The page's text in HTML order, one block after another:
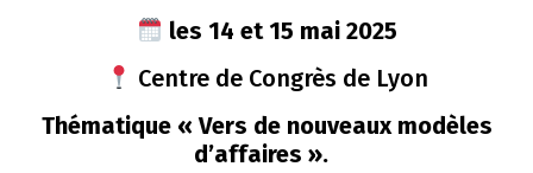
les 14 et 15 mai 2025
Centre de Congrès de Lyon
Thématique « Vers de nouveaux modèles
d’affaires ».